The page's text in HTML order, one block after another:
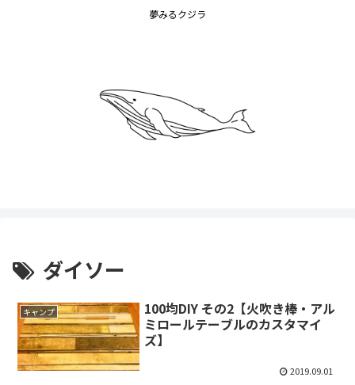
夢みるクジラ
ダイソー
キャンプ
100均DIY その2【火吹き棒・アル
ミロールテーブルのカスタマイ
ズ】
2019.09.01